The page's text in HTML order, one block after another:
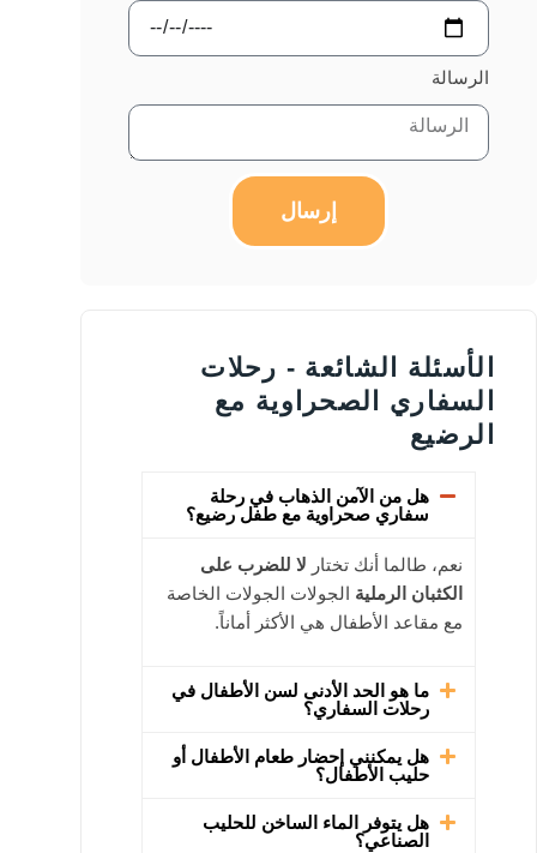
الرسالة
إرسال
الأسئلة الشائعة - رحلات
السفاري الصحراوية مع
الرضيع
هل من الآمن الذهاب في رحلة
سفاري صحراوية مع طفل رضيع؟
نعم، طالما أنك تختار لا للضرب على
الكثبان الرملية الجولات الجولات الخاصة
مع مقاعد الأطفال هي الأكثر أماناً.
ما هو الحد الأدنى لسن الأطفال في
رحلات السفاري؟
هل يمكنني إحضار طعام الأطفال أو
حليب الأطفال؟
هل يتوفر الماء الساخن للحليب
الصناعي؟